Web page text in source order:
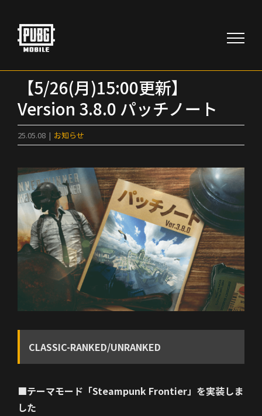
content
【5/26(月)15:00更新】
Version 3.8.0 パッチノート
25.05.08 | お知らせ
CLASSIC-RANKED/UNRANKED
■テーマモード「Steampunk Frontier」を実装しま
した